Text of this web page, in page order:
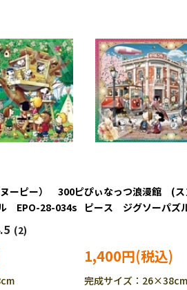
ーピー） 300ピ
EPO-28-034s
(2)
ぴぃなっつ浪漫館 (
ピース ジグソーパズ
1,400円
完成サイズ：26×38cm